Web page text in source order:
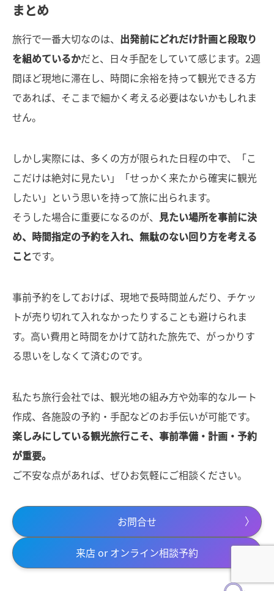
まとめ
旅行で一番大切なのは、 出発前にどれだけ計画と段取り
を組めているかだと、日々手配をしていて感じます。2週
間ほど現地に滞在し、時間に余裕を持って観光できる方
であれば、そこまで細かく考える必要はないかもしれま
せん。
しかし実際には、多くの方が限られた日程の中で、「こ
こだけは絶対に見たい」「せっかく来たから確実に観光
したい」という思いを持って旅に出られます。
そうした場合に重要になるのが、
見たい場所を事前に決
め、時間指定の予約を入れ、無駄のない回り方を考える
ことです。
事前予約をしておけば、現地で長時間並んだり、チケッ
トが売り切れて入れなかったりすることも避けられま
す。高い費用と時間をかけて訪れた旅先で、がっかりす
る思いをしなくて済むのです。
私たち旅行会社では、観光地の組み方や効率的なルート
作成、各施設の予約・手配などのお手伝いが可能です。
楽しみにしている観光旅行こそ、事前準備・計画・予約
が重要。
ご不安な点があれば、ぜひお気軽にご相談ください。
お問合せ
来店 or オンライン相談予約